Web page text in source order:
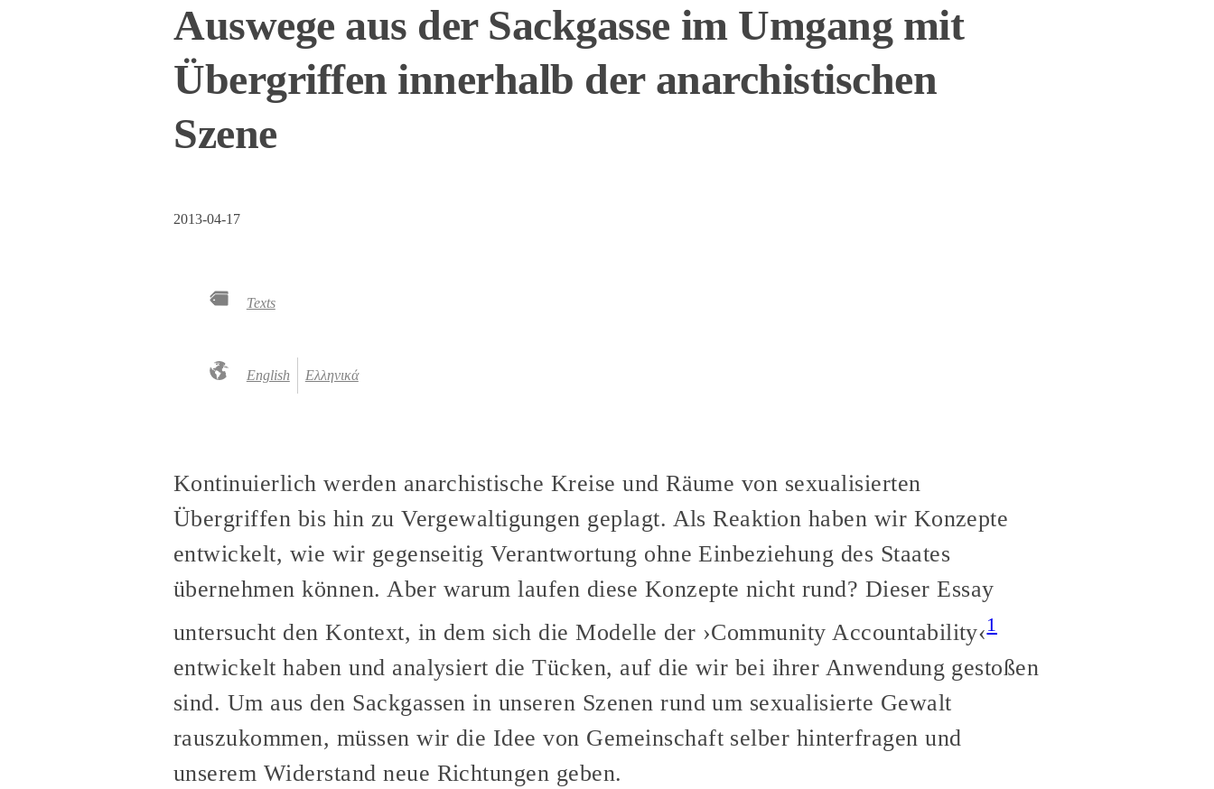
Auswege aus der Sackgasse im Umgang mit
Übergriffen innerhalb der anarchistischen
Szene
2013-04-17
Texts
English Ελληνικά
Kontinuierlich werden anarchistische Kreise und Räume von sexualisierten
Übergriffen bis hin zu Vergewaltigungen geplagt. Als Reaktion haben wir Konzepte
entwickelt, wie wir gegenseitig Verantwortung ohne Einbeziehung des Staates
übernehmen können. Aber warum laufen diese Konzepte nicht rund? Dieser Essay
untersucht den Kontext, in dem sich die Modelle der ›Community Accountability‹1
entwickelt haben und analysiert die Tücken, auf die wir bei ihrer Anwendung gestoßen
sind. Um aus den Sackgassen in unseren Szenen rund um sexualisierte Gewalt
rauszukommen, müssen wir die Idee von Gemeinschaft selber hinterfragen und
unserem Widerstand neue Richtungen geben.